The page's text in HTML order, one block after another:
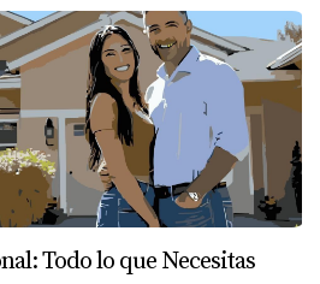
Todo lo que Necesitas